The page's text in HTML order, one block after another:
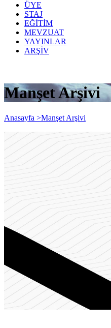
ÜYE
STAJ
EĞİTİM
MEVZUAT
YAYINLAR
ARŞİV
Manşet Arşivi
Anasayfa >Manşet Arşivi
SERGİ: Dişil Enerji
Yayın Tarihi: 24 Şubat 2020
Detay bilgiler:
https://archive.ismmmo.org.tr/